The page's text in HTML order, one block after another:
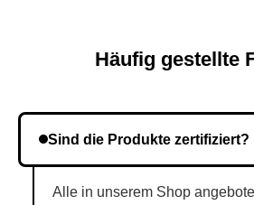
Häufig gestellte
Sind die Produkte zertifiziert?
Alle in unserem Shop